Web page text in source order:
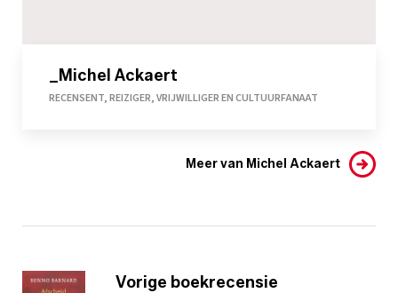
_Michel Ackaert
RECENSENT, REIZIGER, VRIJWILLIGER EN CULTUURFANAAT
Meer van Michel Ackaert
Vorige boekrecensie